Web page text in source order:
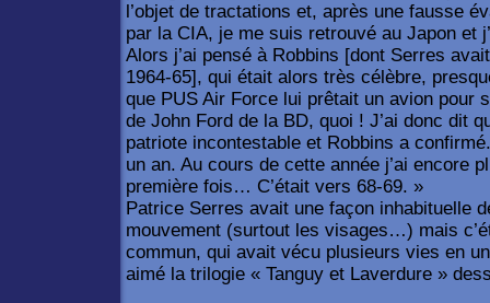
l’objet de tractations et, après une fausse
par la CIA, je me suis retrouvé au Japon et
Alors j’ai pensé à Robbins [dont Serres
1964-65], qui était alors très célèbre,
que PUS Air Force lui prêtait un avion pour
de John Ford de la BD, quoi ! J’ai donc dit
patriote incontestable et Robbins a
un an. Au cours de cette année j’ai encore
première fois… C’était vers 68-69. »
Patrice Serres avait une façon inhabituelle
mouvement (surtout les visages…) mais
commun, qui avait vécu plusieurs vies en
aimé la trilogie « Tanguy et Laverdure »